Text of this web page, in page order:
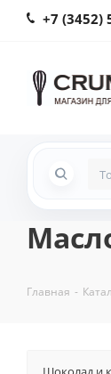
+7 (3452)
Главная -